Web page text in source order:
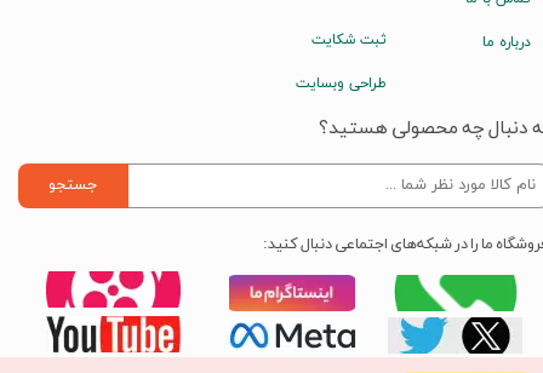
ثبت شکایت
طراحی وبسایت
درباره ما
دنبال چه محصولی هستید؟
جستجو
ما را در شبکه‌های اجتماعی دنبال کنید: